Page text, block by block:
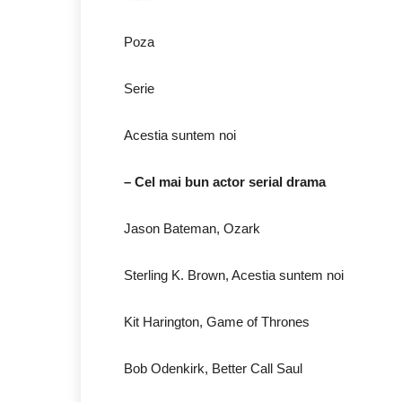
Poza
Serie
Acestia suntem noi
– Cel mai bun actor serial drama
Jason Bateman, Ozark
Sterling K. Brown, Acestia suntem noi
Kit Harington, Game of Thrones
Bob Odenkirk, Better Call Saul